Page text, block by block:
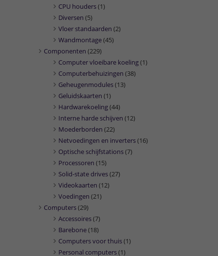
CPU houders(1)
Diversen (5)
Vloer standaarden (2)
Wandmontage(45)
Componenten (229)
Computer vloeibare koeling(1)
Computerbehuizingen (38)
Geheugenmodules(13)
Geluidskaarten (1)
Hardwarekoeling(44)
Interne harde schijven (12)
Moederborden (22)
Netvoedingen en inverters(16)
Optische schijfstations(7)
Processoren (15)
Solid-state drives(27)
Videokaarten (12)
Voedingen (21)
Computers(29)
Accessoires(7)
Barebone(18)
Computers voor thuis(1)
Personal computers(1)